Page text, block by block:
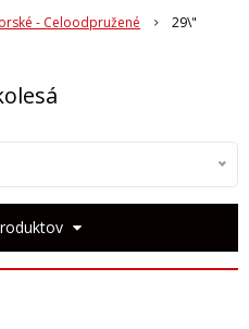
- Celoodpružené
29\"